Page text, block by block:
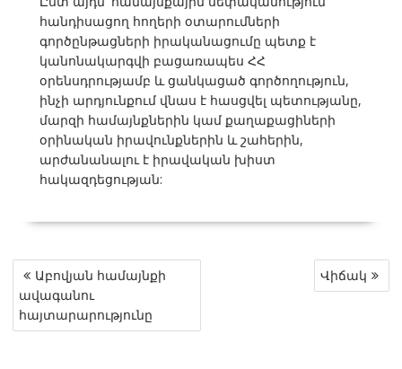
հանդիսացող հողերի օտարումների
գործընթացների իրականացումը պետք է
կանոնակարգվի բացառապես ՀՀ
օրենսդրությամբ և ցանկացած գործողություն,
ինչի արդյունքում վնաս է հասցվել պետությանը,
մարզի համայնքներին կամ քաղաքացիների
օրինական իրավունքներին և շահերին,
արժանանալու է իրավական խիստ
հակազդեցության:
Post
navigation
Աբովյան համայնքի
ավագանու
հայտարարությունը
Վիճակ